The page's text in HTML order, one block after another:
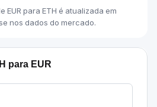
EUR para ETH é atualizada em
nos dados do mercado.
para EUR